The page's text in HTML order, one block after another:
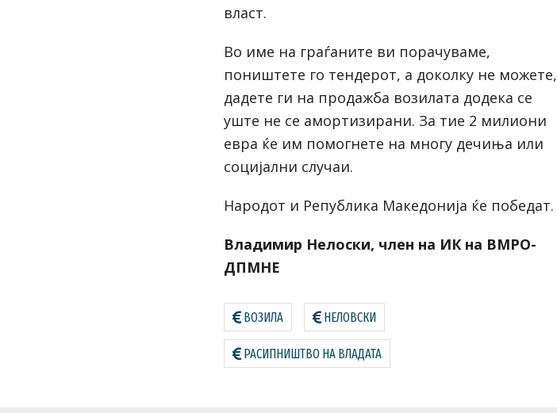
власт.
Во име на граѓаните ви порачуваме,
поништете го тендерот, а доколку не можете,
дадете ги на продажба возилата додека се
уште не се амортизирани. За тие 2 милиони
евра ќе им помогнете на многу дечиња или
социјални случаи.
Народот и Република Македонија ќе победат.
Владимир Нелоски, член на ИК на ВМРО-
ДПМНЕ
ВОЗИЛА НЕЛОВСКИ
РАСИПНИШТВО НА ВЛАДАТА